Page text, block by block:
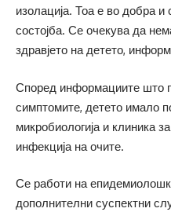
изолација. Тоа е во добра
состојба. Се очекува да
здравјето на детето,
Според информациите што
симптомите, детето имало
микробиологија и клиника
инфекција на очите.
Се работи на
дополнителни суспектни